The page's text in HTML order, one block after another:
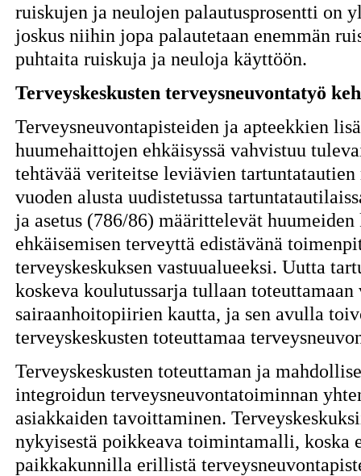
ruiskujen ja neulojen palautusprosentti on
joskus niihin jopa palautetaan enemmän
puhtaita ruiskuja ja neuloja käyttöön.
Terveyskeskusten terveysneuvontatyö
Terveysneuvontapisteiden ja apteekkien
huumehaittojen ehkäisyssä vahvistuu
tehtävää veriteitse leviävien
vuoden alusta uudistetussa
ja asetus (786/86) määrittelevät
ehkäisemisen terveyttä edistävänä
terveyskeskuksen vastuualueeksi. Uutta
koskeva koulutussarja tullaan toteuttamaan
sairaanhoitopiirien kautta, ja sen avulla
terveyskeskusten toteuttamaa
Terveyskeskusten toteuttaman ja
integroidun terveysneuvontatoiminnan
asiakkaiden tavoittaminen.
nykyisestä poikkeava toimintamalli, koska
paikkakunnilla erillistä